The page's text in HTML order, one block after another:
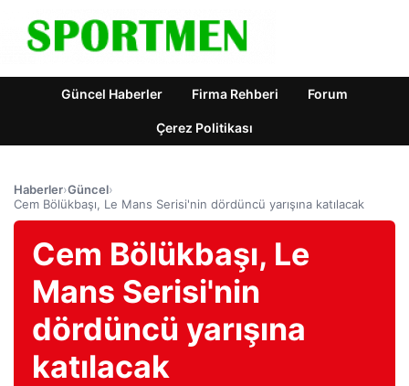
Güncel Haberler Firma Rehberi Forum
Çerez Politikası
Haberler›Güncel›
Cem Bölükbaşı, Le Mans Serisi'nin dördüncü yarışına katılacak
Cem Bölükbaşı, Le
Mans Serisi'nin
dördüncü yarışına
katılacak